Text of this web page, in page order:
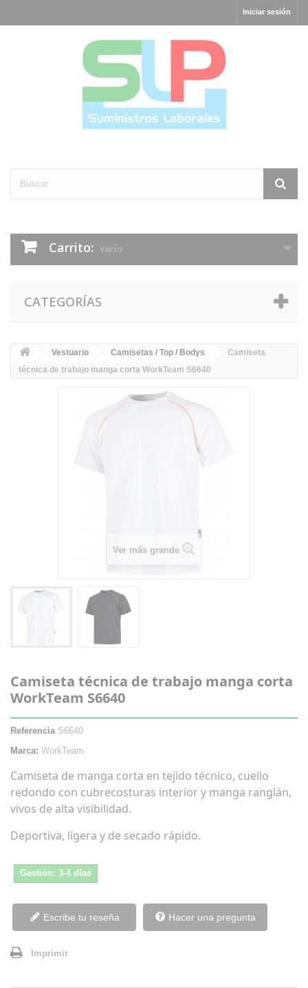
Iniciar sesión
Carrito: vacío
CATEGORÍAS
Vestuario Camisetas / Top / Bodys
Camiseta
técnica de trabajo manga corta WorkTeam S6640
Ver más grande
Camiseta técnica de trabajo manga corta
WorkTeam S6640
Referencia S6640
Marca: WorkTeam
Camiseta de manga corta en tejido técnico, cuello
redondo con cubrecosturas interior y manga ranglán,
vivos de alta visibilidad.
Deportiva, ligera y de secado rápido.
Gestión: 3-4 días
Escribe tu reseña Hacer una pregunta
Imprimir